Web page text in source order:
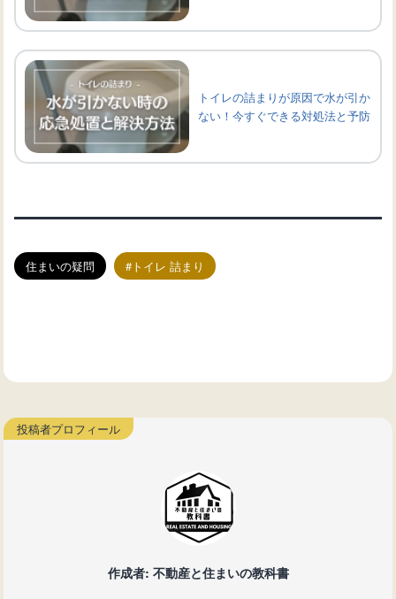
トイレの詰まりが原因で水が引か
ない！今すぐできる対処法と予防
住まいの疑問 トイレ 詰まり
作成者: 不動産と住まいの教科書